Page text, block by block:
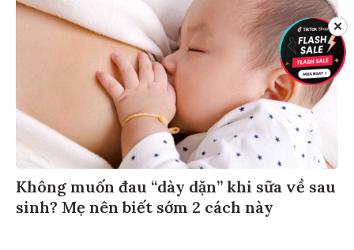
Không muốn đau “dày dặn” khi sữa về sau
sinh? Mẹ nên biết sớm 2 cách này
✕